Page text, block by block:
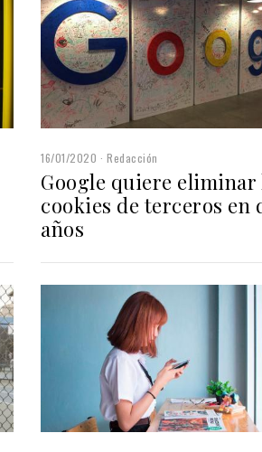
16/01/2020 Redacción
Google quiere eliminar
cookies de terceros en
años